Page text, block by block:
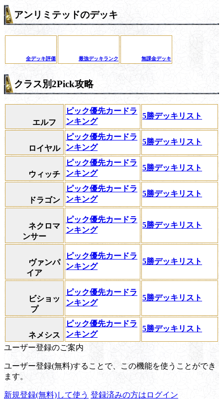
アンリミテッドのデッキ
全デッキ評価 最強デッキランク 無課金デッキ
クラス別2Pick攻略
エルフ
ピック優先カードラ
ンキング
5勝デッキリスト
ロイヤル
ピック優先カードラ
ンキング
5勝デッキリスト
ウィッチ
ピック優先カードラ
ンキング
5勝デッキリスト
ドラゴン
ピック優先カードラ
ンキング
5勝デッキリスト
ネクロマ
ンサー
ピック優先カードラ
ンキング
5勝デッキリスト
ヴァンパ
イア
ピック優先カードラ
ンキング
5勝デッキリスト
ビショッ
プ
ピック優先カードラ
ンキング
5勝デッキリスト
ネメシス
ピック優先カードラ
ンキング
5勝デッキリスト
ユーザー登録のご案内
ユーザー登録(無料)することで、この機能を使うことができ
ます。
新規登録(無料)して使う 登録済みの方はログイン